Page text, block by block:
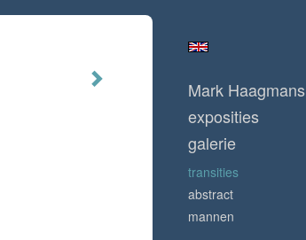
Mark Haagmans
exposities
galerie
transities
abstract
mannen